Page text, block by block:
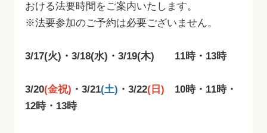
おける法要時間をご案内いたします。
※法要参加のご予約は必要ございません。
3/17(火)・3/18(水)・3/19(木) 11時・13時
3/20(金祝) ・3/21(土) ・3/22(日) 10時・11時・
12時・13時